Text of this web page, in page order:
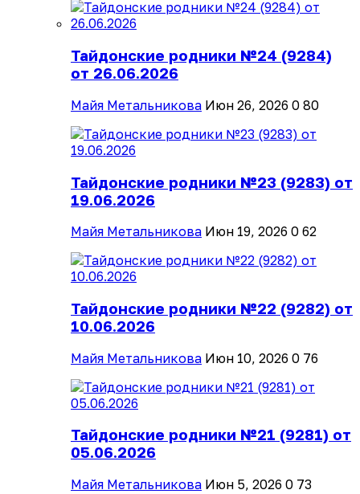
Тайдонские родники №24 (9284)
от 26.06.2026
Майя Метальникова Июн 26, 2026 0 80
Тайдонские родники №23 (9283) от
19.06.2026
Майя Метальникова Июн 19, 2026 0 62
Тайдонские родники №22 (9282) от
10.06.2026
Майя Метальникова Июн 10, 2026 0 76
Тайдонские родники №21 (9281) от
05.06.2026
Майя Метальникова Июн 5, 2026 0 73